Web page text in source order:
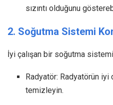
sızıntı olduğunu
2. Soğutma Sistemi
İyi çalışan bir soğutma
Radyatör: Radyatörün iyi
temizleyin.